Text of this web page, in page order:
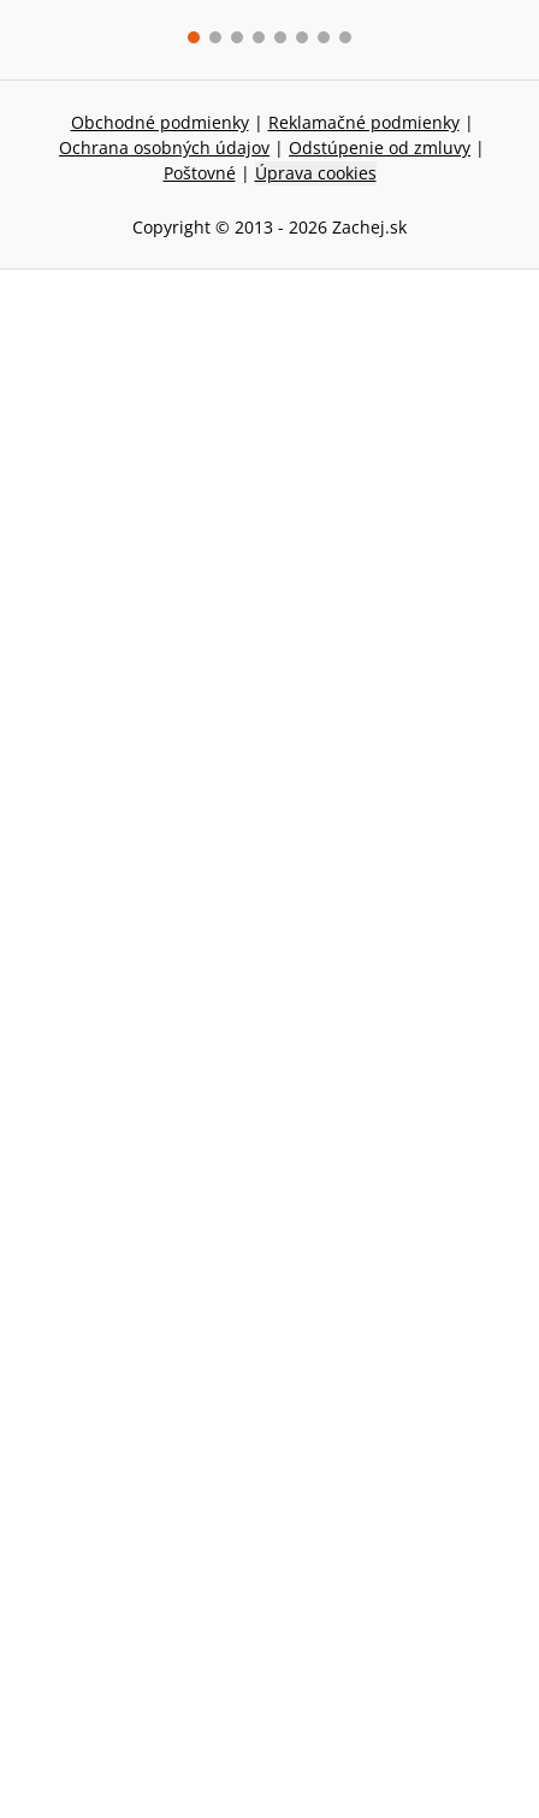
Obchodné podmienky | Reklamačné podmienky |
Ochrana osobných údajov | Odstúpenie od zmluvy |
Poštovné | Úprava cookies
Copyright © 2013 - 2026 Zachej.sk